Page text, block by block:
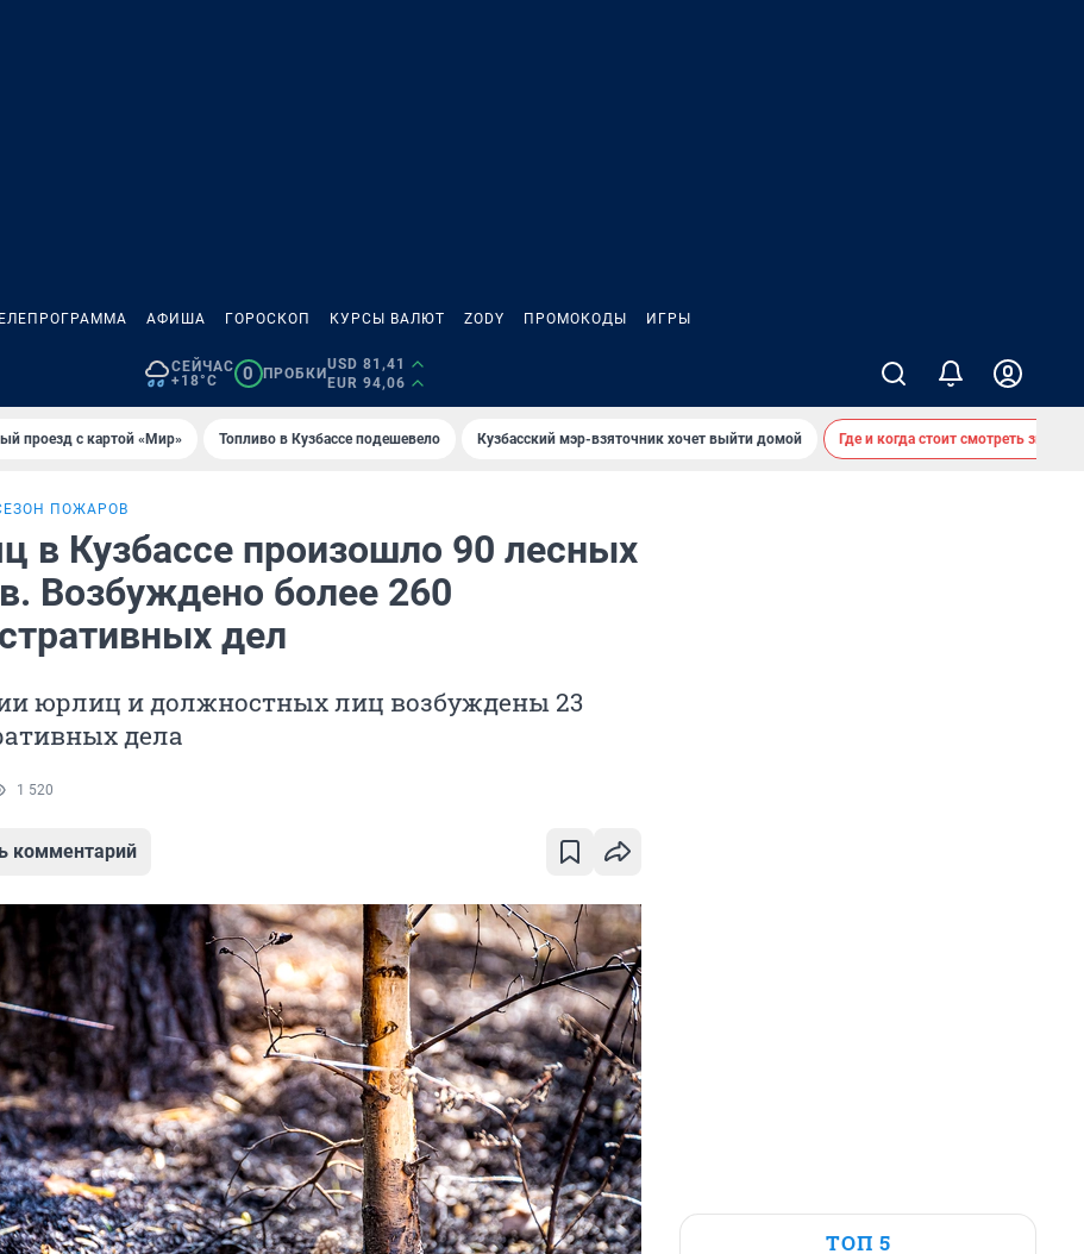
АФИША ГОРОСКОП КУРСЫ ВАЛЮТ ZODY ПРОМОКОДЫ ИГРЫ
СЕЙЧАС
+18°C
0 ПРОБКИ
USD 81,41
EUR 94,06
проезд с картой «Мир» Топливо в Кузбассе подешевело Кузбасский мэр-взяточник хочет выйти домой Где и когда стоит смотреть
ПОЖАРОВ
в Кузбассе произошло 90 лесных
Возбуждено более 260
дел
юрлиц и должностных лиц возбуждены 23
дела
1 520
комментарий
ТОП 5